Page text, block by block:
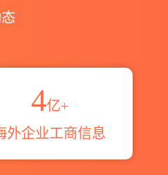
4亿+
外企业工商信息